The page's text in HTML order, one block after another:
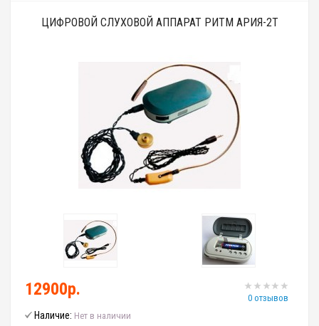
ЦИФРОВОЙ СЛУХОВОЙ АППАРАТ РИТМ АРИЯ-2Т
0 отзывов
12900р.
Наличие: Нет в наличии